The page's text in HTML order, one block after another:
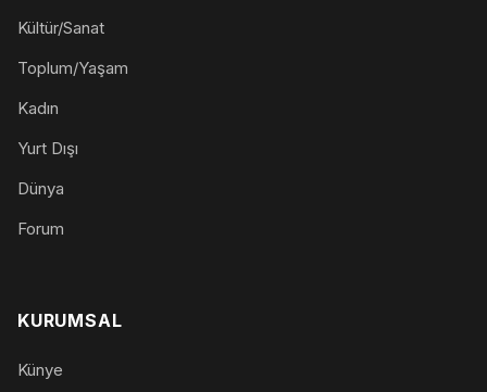
Kültür/Sanat
Toplum/Yaşam
Kadın
Yurt Dışı
Dünya
Forum
KURUMSAL
Künye